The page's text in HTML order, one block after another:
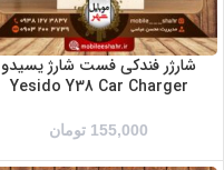
شارژر فندکی فست شارژ یسیدو
Yesido Y38 Car Charger
155,000 تومان